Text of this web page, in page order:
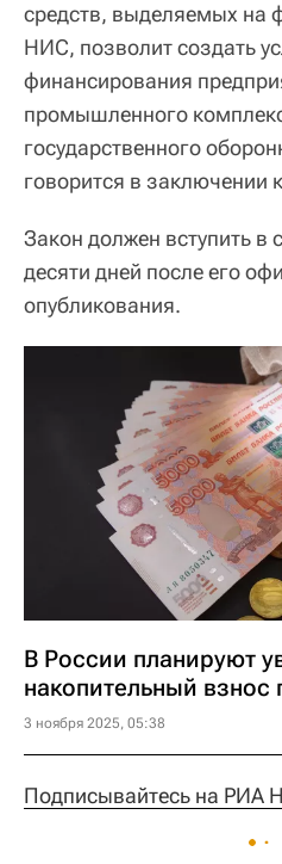
средств, выделяемых на
НИС, позволит создать
финансирования
промышленного
государственного
говорится в заключении
Закон должен вступить в
десяти дней после его
опубликования.
В России планируют
накопительный взнос
3 ноября 2025, 05:38
Подписывайтесь на РИА